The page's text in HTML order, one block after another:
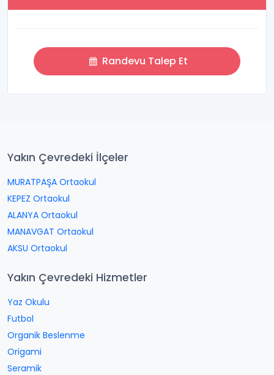
Randevu Talep Et
Yakın Çevredeki İlçeler
MURATPAŞA Ortaokul
KEPEZ Ortaokul
ALANYA Ortaokul
MANAVGAT Ortaokul
AKSU Ortaokul
Yakın Çevredeki Hizmetler
Yaz Okulu
Futbol
Organik Beslenme
Origami
Seramik